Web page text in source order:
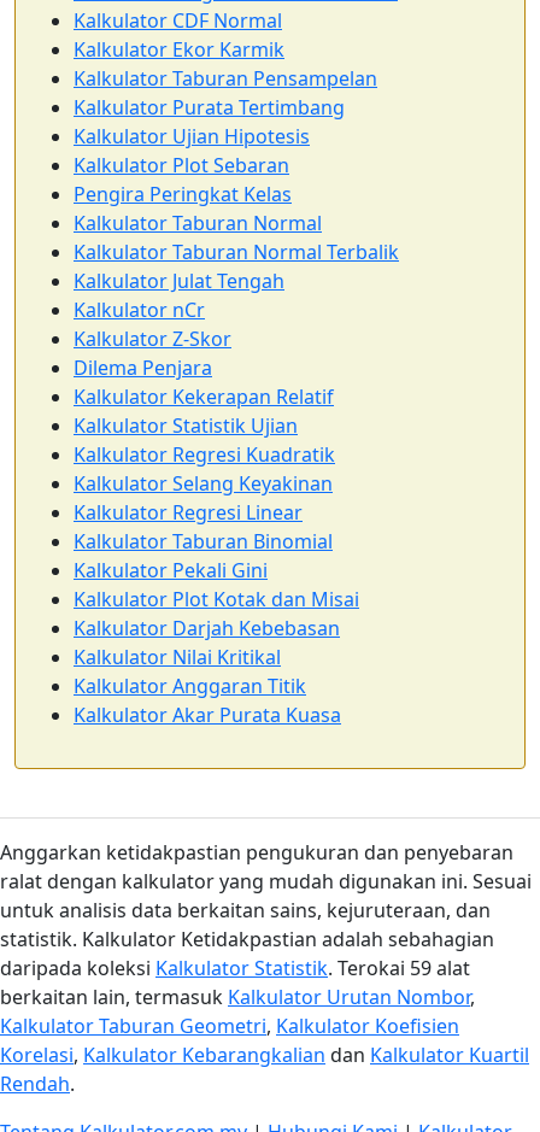
Kalkulator CDF Normal
Kalkulator Ekor Karmik
Kalkulator Taburan Pensampelan
Kalkulator Purata Tertimbang
Kalkulator Ujian Hipotesis
Kalkulator Plot Sebaran
Pengira Peringkat Kelas
Kalkulator Taburan Normal
Kalkulator Taburan Normal Terbalik
Kalkulator Julat Tengah
Kalkulator nCr
Kalkulator Z-Skor
Dilema Penjara
Kalkulator Kekerapan Relatif
Kalkulator Statistik Ujian
Kalkulator Regresi Kuadratik
Kalkulator Selang Keyakinan
Kalkulator Regresi Linear
Kalkulator Taburan Binomial
Kalkulator Pekali Gini
Kalkulator Plot Kotak dan Misai
Kalkulator Darjah Kebebasan
Kalkulator Nilai Kritikal
Kalkulator Anggaran Titik
Kalkulator Akar Purata Kuasa
Anggarkan ketidakpastian pengukuran dan penyebaran
ralat dengan kalkulator yang mudah digunakan ini. Sesuai
untuk analisis data berkaitan sains, kejuruteraan, dan
statistik. Kalkulator Ketidakpastian adalah sebahagian
daripada koleksi Kalkulator Statistik. Terokai 59 alat
berkaitan lain, termasuk Kalkulator Urutan Nombor,
Kalkulator Taburan Geometri, Kalkulator Koefisien
Korelasi, Kalkulator Kebarangkalian dan Kalkulator Kuartil
Rendah.